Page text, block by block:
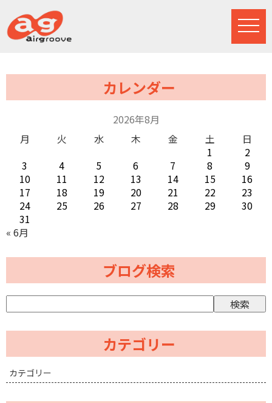
カレンダー
2026年8月
月
火 水 木 金 土
日
1
2
3
4 5 6 7 8
9
10
11 12 13 14 15
16
17
18 19 20 21 22
23
24
25 26 27 28 29
30
31
« 6月
ブログ検索
カテゴリー
カテゴリー